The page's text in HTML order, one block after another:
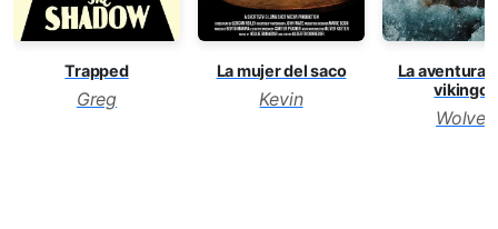
Trapped
Greg
La mujer del saco
Kevin
La aventura
vikingos
Wolven